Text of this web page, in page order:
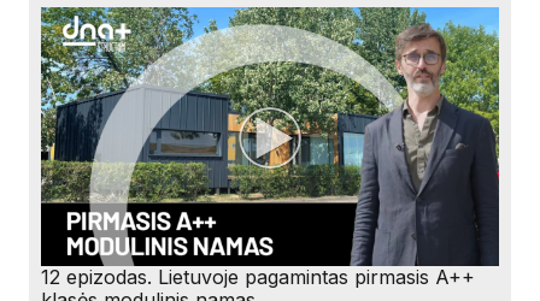
12 epizodas. Lietuvoje pagamintas pirmasis A++